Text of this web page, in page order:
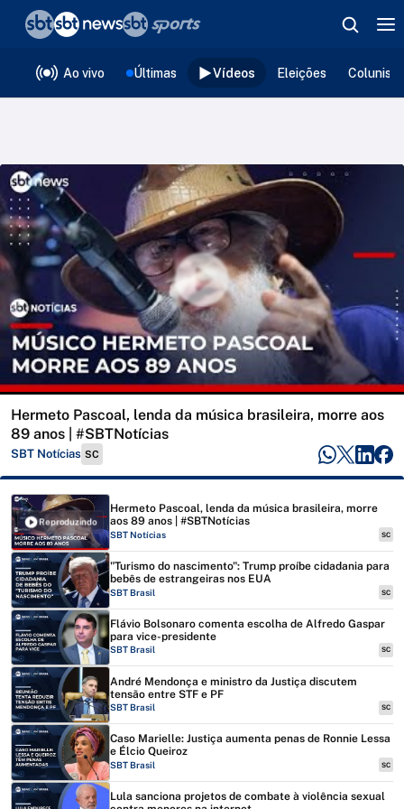
Ao vivo Últimas Vídeos Eleições
Hermeto Pascoal, lenda da música brasileira, morre aos
89 anos | #SBTNotícias
SBT Notícias SC
Reproduzindo
Hermeto Pascoal, lenda da música brasileira, morre
aos 89 anos | #SBTNotícias
SBT Notícias SC
"Turismo do nascimento": Trump proíbe cidadania para
bebês de estrangeiras nos EUA
SBT Brasil SC
Flávio Bolsonaro comenta escolha de Alfredo Gaspar
para vice-presidente
SBT Brasil SC
André Mendonça e ministro da Justiça discutem
tensão entre STF e PF
SBT Brasil SC
Caso Marielle: Justiça aumenta penas de Ronnie Lessa
e Élcio Queiroz
SBT Brasil SC
Lula sanciona projetos de combate à violência sexual
❮voltar
Editorias